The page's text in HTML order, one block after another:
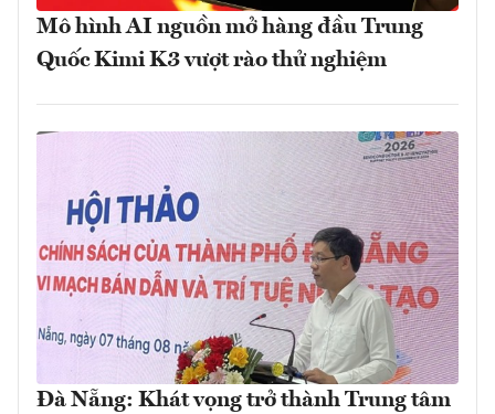
Mô hình AI nguồn mở hàng đầu Trung
Quốc Kimi K3 vượt rào thử nghiệm
Đà Nẵng: Khát vọng trở thành Trung tâm